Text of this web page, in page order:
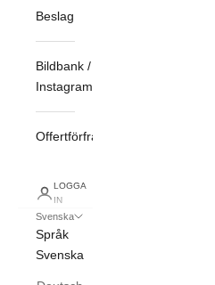
Beslag
Bildbank /
Instagram
Offertförfrågan
LOGGA
IN
Svenska
Språk
Svenska